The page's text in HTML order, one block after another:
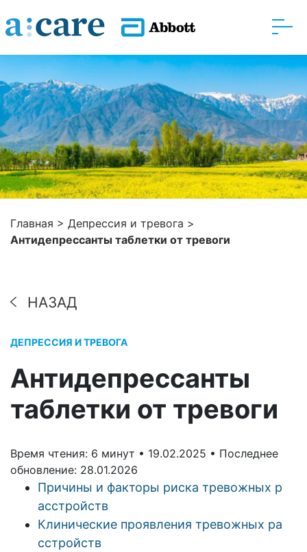
Главная > Депрессия и тревога >
Антидепрессанты таблетки от тревоги
НАЗАД
ДЕПРЕССИЯ И ТРЕВОГА
Антидепрессанты
таблетки от тревоги
Время чтения: 6 минут • 19.02.2025 • Последнее
обновление: 28.01.2026
Причины и факторы риска тревожных р
асстройств
Клинические проявления тревожных ра
сстройств